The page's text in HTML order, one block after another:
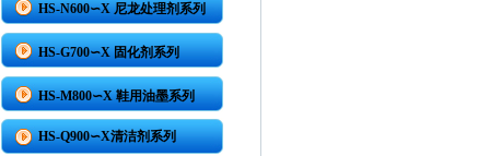
HS-N600∽X 尼龙处理剂系列
HS-G700∽X 固化剂系列
HS-M800∽X 鞋用油墨系列
HS-Q900∽X清洁剂系列